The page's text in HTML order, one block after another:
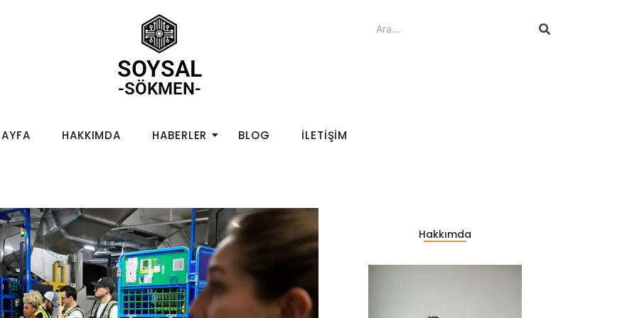
SOYSAL
-SÖKMEN-
HAKKIMDA HABERLER BLOG İLETIŞIM
Hakkımda